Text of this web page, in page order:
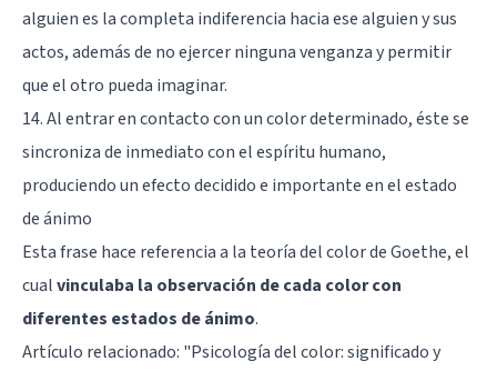
alguien es la completa indiferencia hacia ese alguien y sus
actos, además de no ejercer ninguna venganza y permitir
que el otro pueda imaginar.
14. Al entrar en contacto con un color determinado, éste se
sincroniza de inmediato con el espíritu humano,
produciendo un efecto decidido e importante en el estado
de ánimo
Esta frase hace referencia a la teoría del color de Goethe, el
cualvinculaba la observación de cada color con
diferentes estados de ánimo.
Artículo relacionado: "Psicología del color: significado y